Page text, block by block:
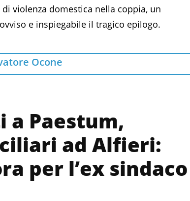
violenza domestica nella coppia, un
e inspiegabile il tragico epilogo.
Ocone
Paestum,
ad Alfieri:
per l’ex sindaco